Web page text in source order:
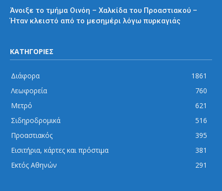
Άνοιξε το τμήμα Οινόη – Χαλκίδα του Προαστιακού –
Ήταν κλειστό από το μεσημέρι λόγω πυρκαγιάς
ΚΑΤΗΓΟΡΙΕΣ
Διάφορα
1861
Λεωφορεία
760
Μετρό
621
Σιδηροδρομικά
516
Προαστιακός
395
Εισιτήρια, κάρτες και πρόστιμα
381
Εκτός Αθηνών
291